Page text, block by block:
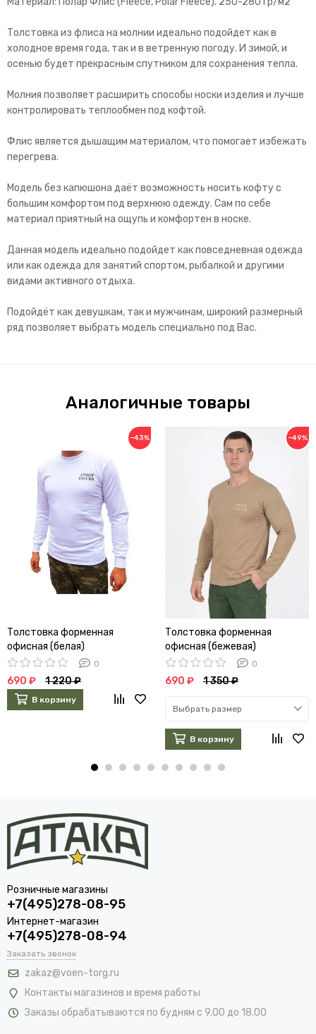
Толстовка из флиса на молнии идеально подойдет как в
холодное время года, так и в ветренную погоду. И зимой, и
осенью будет прекрасным спутником для сохранения тепла.
Молния позволяет расширить способы носки изделия и лучше
контролировать теплообмен под кофтой.
Флис является дышащим материалом, что помогает избежать
перегрева.
Модель без капюшона даёт возможность носить кофту с
большим комфортом под верхнюю одежду. Сам по себе
материал приятный на ощупь и комфортен в носке.
Данная модель идеально подойдет как повседневная одежда
или как одежда для занятий спортом, рыбалкой и другими
видами активного отдыха.
Подойдёт как девушкам, так и мужчинам, широкий размерный
ряд позволяет выбрать модель специально под Вас.
Аналогичные товары
−43%
Толстовка форменная
офисная (белая)
0
690 ₽ 1 220 ₽
В корзину
−49%
Толстовка форменная
офисная (бежевая)
0
690 ₽ 1 350 ₽
Выбрать размер
В корзину
Розничные магазины
+7(495)278-08-95
Интернет-магазин
+7(495)278-08-94
Заказать звонок
zakaz@voen-torg.ru
Контакты магазинов и время работы
Заказы обрабатываются по будням с 9.00 до 18.00